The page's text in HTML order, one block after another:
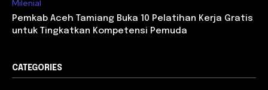
Milenial
Pemkab Aceh Tamiang Buka 10 Pelatihan Kerja Gratis
untuk Tingkatkan Kompetensi Pemuda
CATEGORIES